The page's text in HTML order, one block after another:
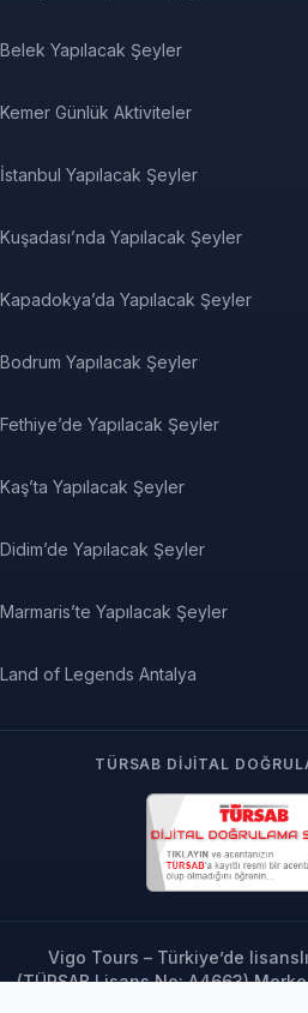
Belek Yapılacak Şeyler
Kemer Günlük Aktiviteler
İstanbul Yapılacak Şeyler
Kuşadası’nda Yapılacak Şeyler
Kapadokya’da Yapılacak Şeyler
Bodrum Yapılacak Şeyler
Fethiye’de Yapılacak Şeyler
Kaş’ta Yapılacak Şeyler
Didim’de Yapılacak Şeyler
Marmaris’te Yapılacak Şeyler
Land of Legends Antalya
TÜRSAB DIJITAL
Vigo Tours – Türkiye’de
(TÜRSAB Lisans No: A4663)